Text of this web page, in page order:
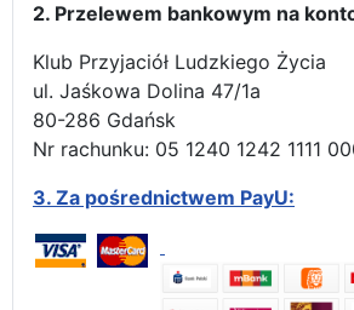
2. Przelewem bankowym na
Klub Przyjaciół Ludzkiego Życia
ul. Jaśkowa Dolina 47/1a
80-286 Gdańsk
Nr rachunku: 05 1240 1242 1111
3. Za pośrednictwem PayU: